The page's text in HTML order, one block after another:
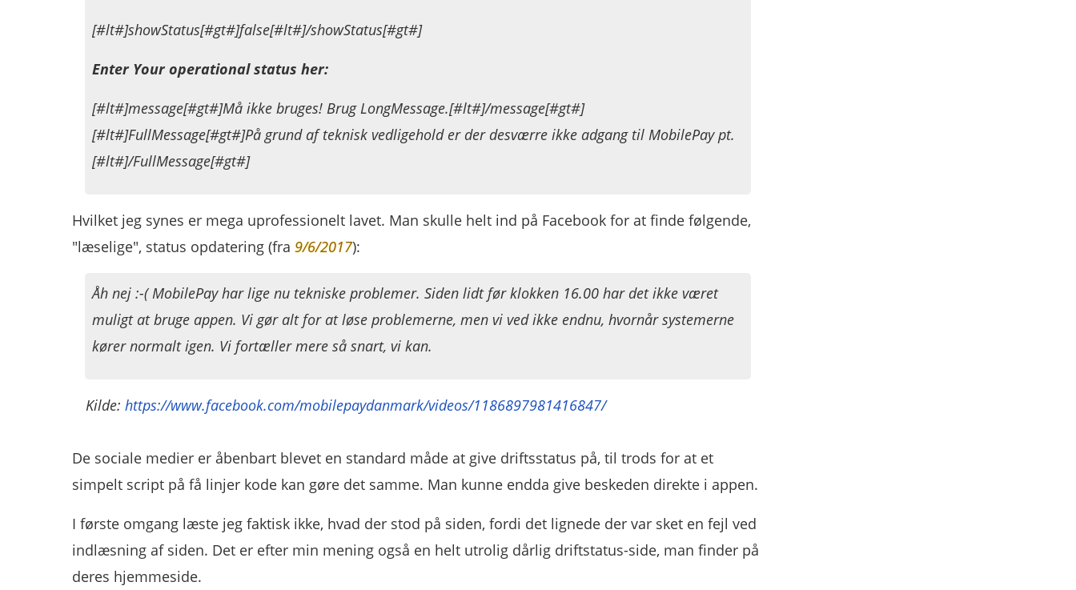
[#lt#]showStatus[#gt#]false[#lt#]/showStatus[#gt#]
Enter Your operational status her:
[#lt#]message[#gt#]Må ikke bruges! Brug LongMessage.[#lt#]/message[#gt#]
[#lt#]FullMessage[#gt#]På grund af teknisk vedligehold er der desværre ikke adgang til MobilePay pt.
[#lt#]/FullMessage[#gt#]​
Hvilket jeg synes er mega uprofessionelt lavet. Man skulle helt ind på Facebook for at finde følgende,
"læselige", status opdatering (fra 9/6/2017):
Åh nej :-( MobilePay har lige nu tekniske problemer. Siden lidt før klokken 16.00 har det ikke været
muligt at bruge appen. Vi gør alt for at løse problemerne, men vi ved ikke endnu, hvornår systemerne
kører normalt igen. Vi fortæller mere så snart, vi kan.
Kilde:https://www.facebook.com/mobilepaydanmark/videos/1186897981416847/
De sociale medier er åbenbart blevet en standard måde at give driftsstatus på, til trods for at et
simpelt script på få linjer kode kan gøre det samme. Man kunne endda give beskeden direkte i appen.
I første omgang læste jeg faktisk ikke, hvad der stod på siden, fordi det lignede der var sket en fejl ved
indlæsning af siden. Det er efter min mening også en helt utrolig dårlig driftstatus-side, man finder på
deres hjemmeside.